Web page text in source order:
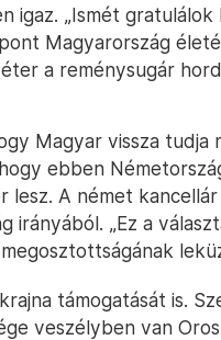
igaz. „Ismét
Magyarország
a reménysugár
Magyar vissza tudja
ebben
A német
irányából. „Ez a
támogatását is.
veszélyben van